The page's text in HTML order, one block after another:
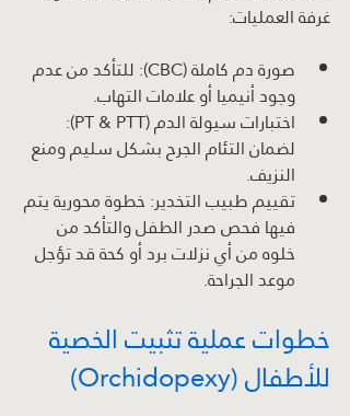
غرفة العمليات:
صورة دم كاملة (CBC): للتأكد من عدم
وجود أنيميا أو علامات التهاب.
اختبارات سيولة الدم (PT & PTT):
لضمان التئام الجرح بشكل سليم ومنع
النزيف.
تقييم طبيب التخدير: خطوة محورية يتم
فيها فحص صدر الطفل والتأكد من
خلوه من أي نزلات برد أو كحة قد تؤجل
موعد الجراحة.
خطوات عملية تثبيت الخصية
للأطفال (Orchidopexy)